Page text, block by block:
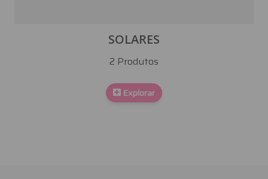
SOLARES
2 Produtos
Explorar